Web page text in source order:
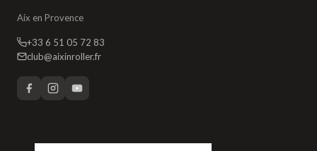
Aix en Provence
+33 6 51 05 72 83
club@aixinroller.fr